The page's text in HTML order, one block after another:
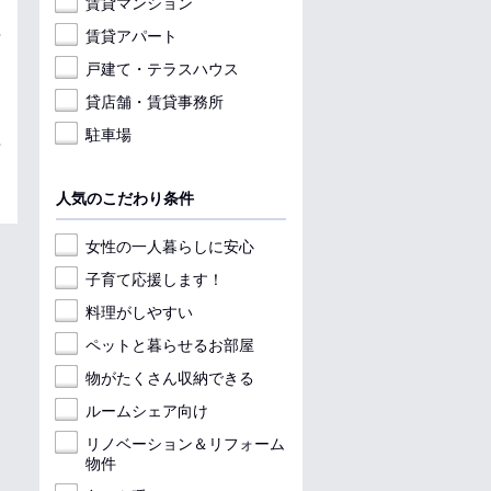
賃貸アパート
戸建て・テラスハウス
貸店舗・賃貸事務所
駐車場
人気のこだわり条件
女性の一人暮らしに安心
子育て応援します！
料理がしやすい
ペットと暮らせるお部屋
物がたくさん収納できる
ルームシェア向け
リノベーション＆リフォーム
物件